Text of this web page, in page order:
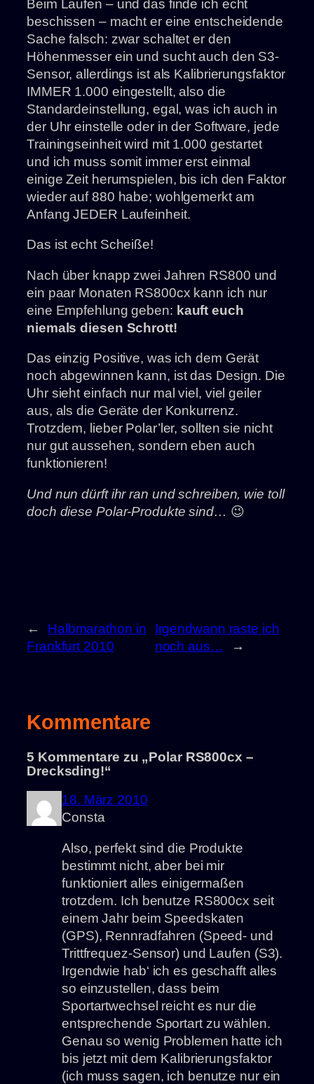
Beim Laufen – und das finde ich echt
beschissen – macht er eine entscheidende
Sache falsch: zwar schaltet er den
Höhenmesser ein und sucht auch den S3-
Sensor, allerdings ist als Kalibrierungsfaktor
IMMER 1.000 eingestellt, also die
Standardeinstellung, egal, was ich auch in
der Uhr einstelle oder in der Software, jede
Trainingseinheit wird mit 1.000 gestartet
und ich muss somit immer erst einmal
einige Zeit herumspielen, bis ich den Faktor
wieder auf 880 habe; wohlgemerkt am
Anfang JEDER Laufeinheit.
Das ist echt Scheiße!
Nach über knapp zwei Jahren RS800 und
ein paar Monaten RS800cx kann ich nur
eine Empfehlung geben: kauft euch
niemals diesen Schrott!
Das einzig Positive, was ich dem Gerät
noch abgewinnen kann, ist das Design. Die
Uhr sieht einfach nur mal viel, viel geiler
aus, als die Geräte der Konkurrenz.
Trotzdem, lieber Polar’ler, sollten sie nicht
nur gut aussehen, sondern eben auch
funktionieren!
Und nun dürft ihr ran und schreiben, wie toll
doch diese Polar-Produkte sind… 😉
←
Halbmarathon in
Frankfurt 2010
Irgendwann raste ich
noch aus…
→
Kommentare
5 Kommentare zu „Polar RS800cx –
Drecksding!“
18. März 2010
Consta
Also, perfekt sind die Produkte
bestimmt nicht, aber bei mir
funktioniert alles einigermaßen
trotzdem. Ich benutze RS800cx seit
einem Jahr beim Speedskaten
(GPS), Rennradfahren (Speed- und
Trittfrequez-Sensor) und Laufen (S3).
Irgendwie hab‘ ich es geschafft alles
so einzustellen, dass beim
Sportartwechsel reicht es nur die
entsprechende Sportart zu wählen.
Genau so wenig Problemen hatte ich
bis jetzt mit dem Kalibrierungsfaktor
(ich muss sagen, ich benutze nur ein